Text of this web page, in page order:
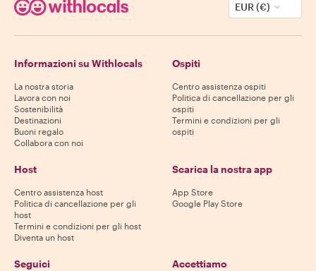
EUR (€)
Informazioni su Withlocals
La nostra storia
Lavora con noi
Sostenibilità
Destinazioni
Buoni regalo
Collabora con noi
Ospiti
Centro assistenza ospiti
Politica di cancellazione per gli
ospiti
Termini e condizioni per gli
ospiti
Host
Centro assistenza host
Politica di cancellazione per gli
host
Termini e condizioni per gli host
Diventa un host
Scarica la nostra app
App Store
Google Play Store
Seguici Accettiamo